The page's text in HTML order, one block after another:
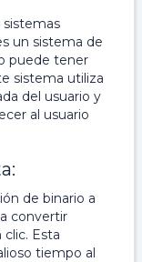
sistemas
un sistema de
puede tener
sistema utiliza
del usuario y
al usuario
de binario a
convertir
Esta
tiempo al